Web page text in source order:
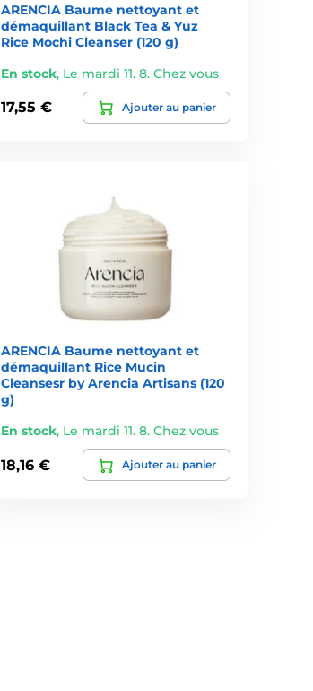
ARENCIA Baume nettoyant et
démaquillant Black Tea & Yuz
Rice Mochi Cleanser (120 g)
En stock, Le mardi 11. 8. Chez vous
17,55 € Ajouter au panier
ARENCIA Baume nettoyant et
démaquillant Rice Mucin
Cleansesr by Arencia Artisans (120
g)
En stock, Le mardi 11. 8. Chez vous
18,16 € Ajouter au panier